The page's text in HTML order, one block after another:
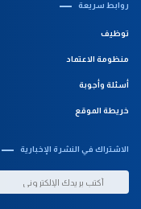
روابط سريعة‎
توظيف
منظومة الاعتماد
أسئلة وأجوبة
خريطة الموقع
الاشتراك في النشرة الإخبارية